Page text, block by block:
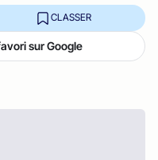
CLASSER
sur Google